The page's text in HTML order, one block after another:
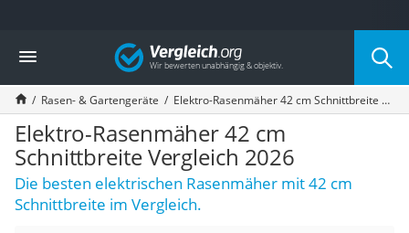
Die beliebtesten Vergleiche nach Kategorie
Baumarkt
Tresor feuerfest
Makita-Akku-Rasenmäher
Kappsäge
Smartes Türschloss
Akku-Rasentrimmer
Feuchtigkeitsmessgerät
Split-Klimaanlage 2 Innengeräte
Vergleich
Rasen- & Gartengeräte Elektro-Rasenmäher 42 cm Schnittbreite Vergleich 2026
Elektro-Rasenmäher 42 cm
Schnittbreite Vergleich 2026
Die besten elektrischen Rasenmäher mit 42 cm
Schnittbreite im Vergleich.